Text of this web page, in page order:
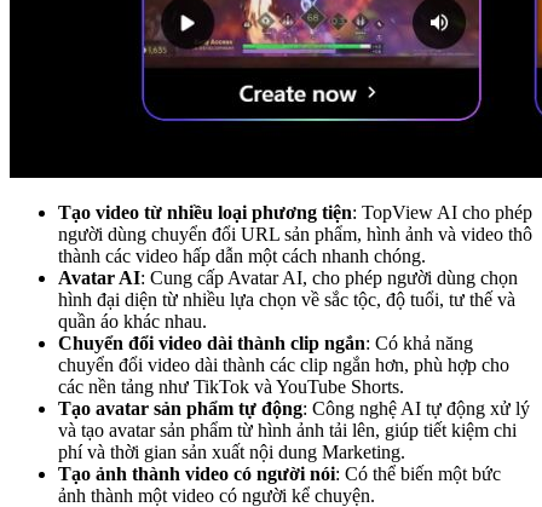
Tạo video từ nhiều loại phương tiện: TopView AI cho phép
người dùng chuyển đổi URL sản phẩm, hình ảnh và video thô
thành các video hấp dẫn một cách nhanh chóng.
Avatar AI: Cung cấp Avatar AI, cho phép người dùng chọn
hình đại diện từ nhiều lựa chọn về sắc tộc, độ tuổi, tư thế và
quần áo khác nhau.
Chuyển đổi video dài thành clip ngắn: Có khả năng
chuyển đổi video dài thành các clip ngắn hơn, phù hợp cho
các nền tảng như TikTok và YouTube Shorts.
Tạo avatar sản phẩm tự động: Công nghệ AI tự động xử lý
và tạo avatar sản phẩm từ hình ảnh tải lên, giúp tiết kiệm chi
phí và thời gian sản xuất nội dung Marketing.
Tạo ảnh thành video có người nói: Có thể biến một bức
ảnh thành một video có người kể chuyện.